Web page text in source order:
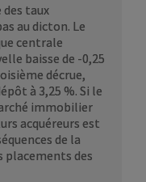
des taux
au dicton. Le
centrale
baisse de -0,25
décrue,
à 3,25 %. Si le
immobilier
acquéreurs est
de la
placements des